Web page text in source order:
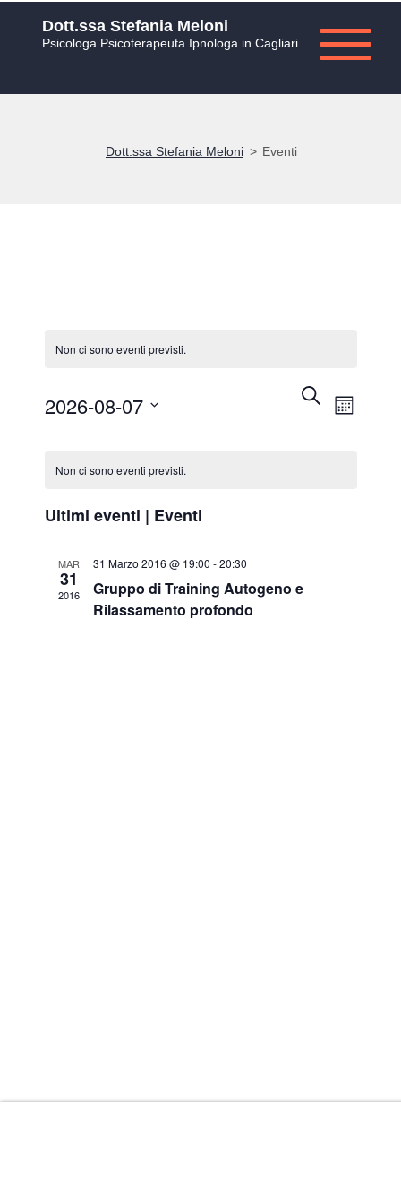
Dott.ssa Stefania Meloni
Psicologa Psicoterapeuta Ipnologa in Cagliari
Dott.ssa Stefania Meloni > Eventi
Non ci sono eventi previsti.
Eventi
CERCA
MESE
2026-08-07
Seleziona
Non ci sono eventi previsti.
Ultimi eventi | Eventi
MAR
31
2016
31 Marzo 2016 @ 19:00 -20:30
Gruppo di Training Autogeno e
Rilassamento profondo